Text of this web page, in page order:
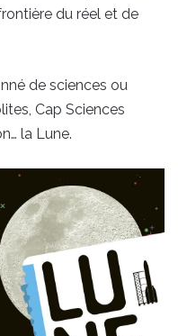
du réel et de
de sciences ou
Cap Sciences
la Lune.